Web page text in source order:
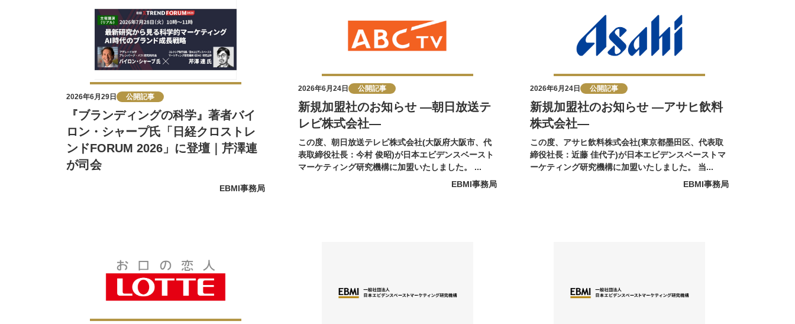
2026年6月29日 公開記事
『ブランディングの科学』著者バイ
ロン・シャープ氏「日経クロストレ
ンドFORUM 2026」に登壇｜芹澤連
が司会
EBMI事務局
2026年6月24日 公開記事
新規加盟社のお知らせ ―朝日放送テ
レビ株式会社―
この度、朝日放送テレビ株式会社(大阪府大阪市、代
表取締役社長：今村 俊昭)が日本エビデンスベースト
マーケティング研究機構に加盟いたしました。 ...
EBMI事務局
2026年6月24日 公開記事
新規加盟社のお知らせ ―アサヒ飲料
株式会社―
この度、アサヒ飲料株式会社(東京都墨田区、代表取
締役社長：近藤 佳代子)が日本エビデンスベーストマ
ーケティング研究機構に加盟いたしました。 当...
EBMI事務局